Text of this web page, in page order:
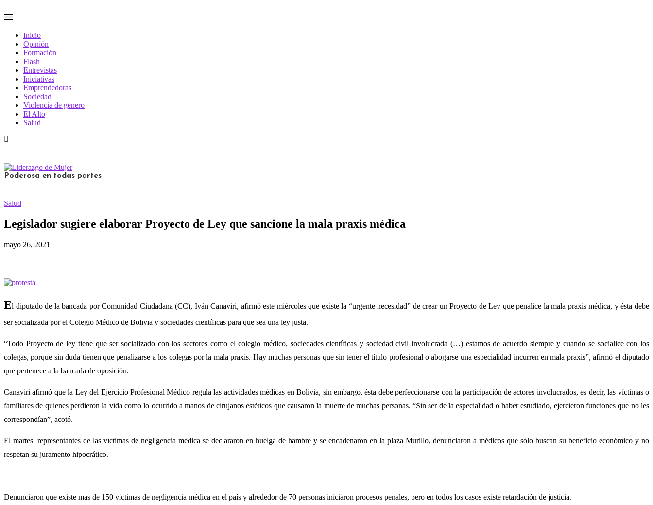
Inicio
Opinión
Formación
Flash
Entrevistas
Iniciativas
Emprendedoras
Sociedad
Violencia de genero
El Alto
Salud
Poderosa en todas partes
Salud
Legislador sugiere elaborar Proyecto de Ley que sancione la mala praxis médica
mayo 26, 2021
El diputado de la bancada por Comunidad Ciudadana (CC), Iván Canaviri, afirmó este miércoles que existe la “urgente necesidad” de crear un Proyecto de Ley que penalice la mala praxis médica, y ésta debe
ser socializada por el Colegio Médico de Bolivia y sociedades científicas para que sea una ley justa.
“Todo Proyecto de ley tiene que ser socializado con los sectores como el colegio médico, sociedades científicas y sociedad civil involucrada (…) estamos de acuerdo siempre y cuando se socialice con los
colegas, porque sin duda tienen que penalizarse a los colegas por la mala praxis. Hay muchas personas que sin tener el título profesional o abogarse una especialidad incurren en mala praxis”, afirmó el diputado
que pertenece a la bancada de oposición.
Canaviri afirmó que la Ley del Ejercicio Profesional Médico regula las actividades médicas en Bolivia, sin embargo, ésta debe perfeccionarse con la participación de actores involucrados, es decir, las víctimas o
familiares de quienes perdieron la vida como lo ocurrido a manos de cirujanos estéticos que causaron la muerte de muchas personas. “Sin ser de la especialidad o haber estudiado, ejercieron funciones que no les
correspondían”, acotó.
El martes, representantes de las víctimas de negligencia médica se declararon en huelga de hambre y se encadenaron en la plaza Murillo, denunciaron a médicos que sólo buscan su beneficio económico y no
respetan su juramento hipocrático.
Denunciaron que existe más de 150 víctimas de negligencia médica en el país y alrededor de 70 personas iniciaron procesos penales, pero en todos los casos existe retardación de justicia.